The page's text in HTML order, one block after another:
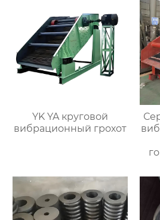
печью
YK YA круговой
вибрационный грохот